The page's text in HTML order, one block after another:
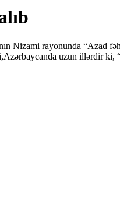
Nizami rayonunda
uzun illərdir ki,